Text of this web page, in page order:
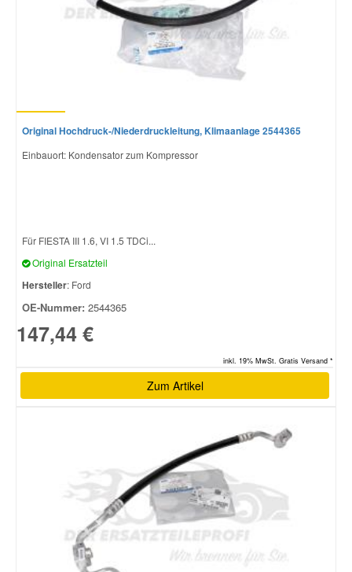
Original Hochdruck-/Niederdruckleitung, Klimaanlage 2544365
Einbauort: Kondensator zum Kompressor
Für FIESTA III 1.6, VI 1.5 TDCi...
Original Ersatzteil
Hersteller: Ford
OE-Nummer: 2544365
147,44 €
inkl. 19% MwSt. Gratis Versand *
Zum Artikel
Skoda Ersatzteile
Suzuki Ersatzteile
Volvo Ersatzteile